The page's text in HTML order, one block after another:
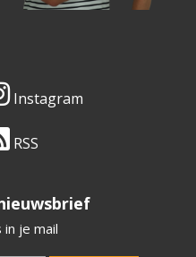
Instagram
RSS
je mail